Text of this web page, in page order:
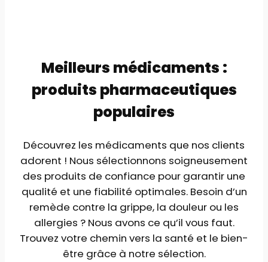
Meilleurs médicaments :
produits pharmaceutiques
populaires
Découvrez les médicaments que nos clients
adorent ! Nous sélectionnons soigneusement
des produits de confiance pour garantir une
qualité et une fiabilité optimales. Besoin d’un
remède contre la grippe, la douleur ou les
allergies ? Nous avons ce qu’il vous faut.
Trouvez votre chemin vers la santé et le bien-
être grâce à notre sélection.